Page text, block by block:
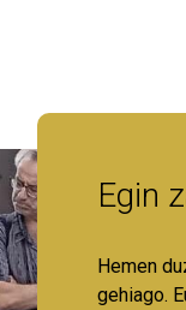
Egin
Hemen
gehiago.